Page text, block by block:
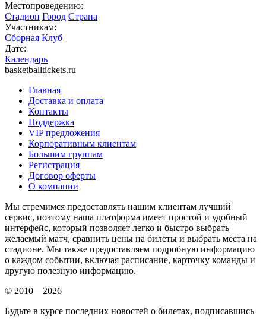
Местопроведению:
Стадион Город Страна
Участникам:
Сборная Клуб
Дате:
Календарь
basketballtickets.ru
Главная
Доставка и оплата
Контакты
Поддержка
VIP предложения
Корпоративным клиентам
Большим группам
Регистрация
Договор оферты
О компании
Мы стремимся предоставлять нашим клиентам лучший
сервис, поэтому наша платформа имеет простой и удобный
интерфейс, который позволяет легко и быстро выбрать
желаемый матч, сравнить цены на билеты и выбрать места на
стадионе. Мы также предоставляем подробную информацию
о каждом событии, включая расписание, карточку команды и
другую полезную информацию.
© 2010—2026
Будьте в курсе последних новостей о билетах, подписавшись